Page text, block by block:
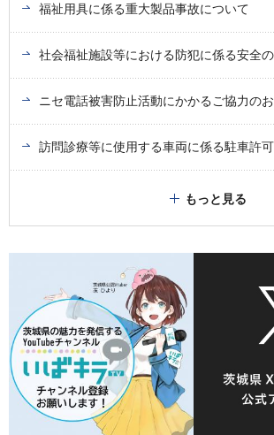
福祉用具に係る重大製品事故について
社会福祉施設等における防犯に係る安全
ニセ電話被害防止活動にかかるご協力の
訪問診療等に使用する車両に係る駐車許可
もっと見る